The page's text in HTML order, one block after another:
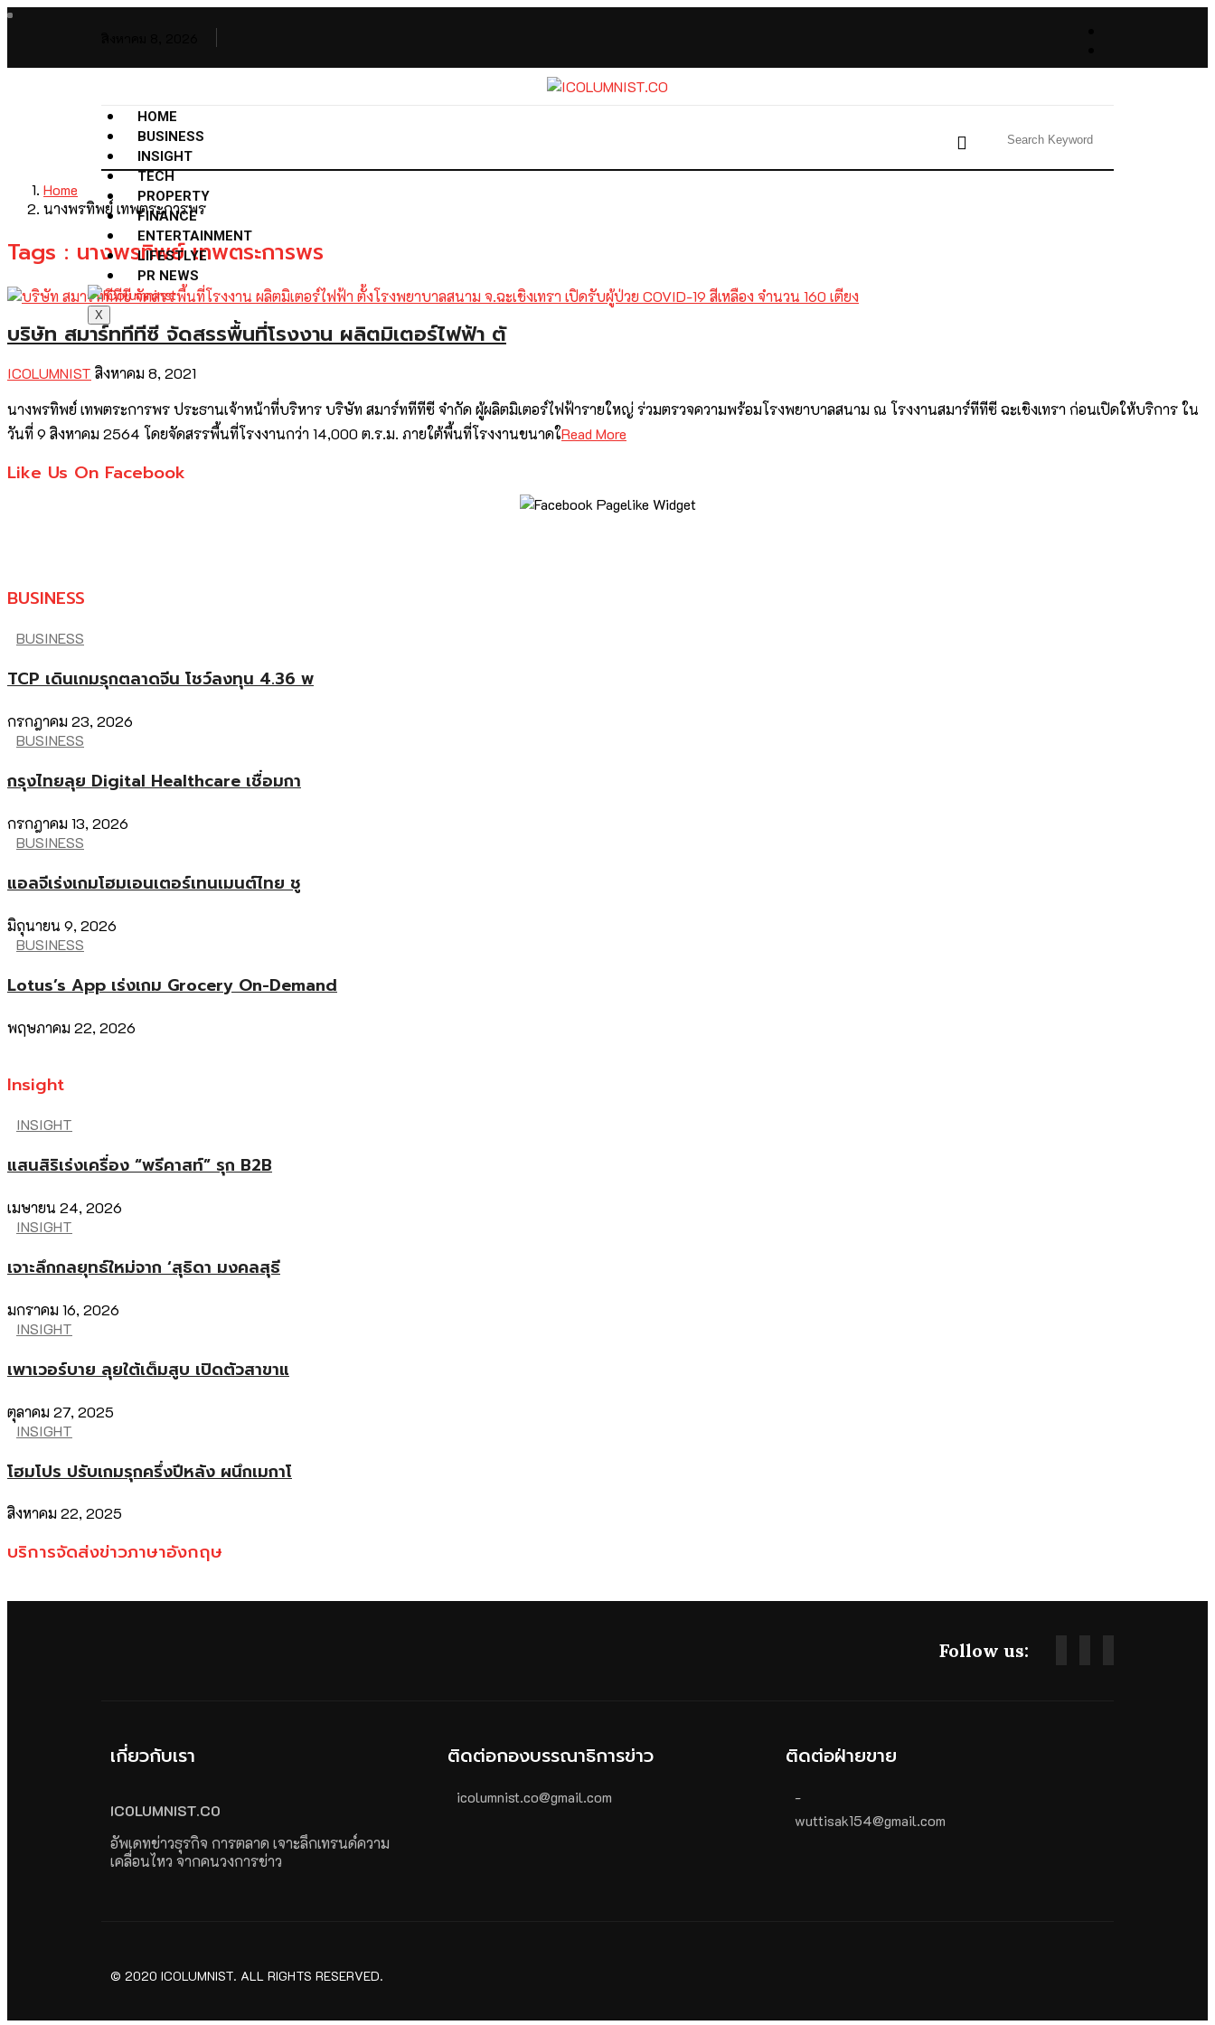
HOME
BUSINESS
INSIGHT
TECH
PROPERTY
FINANCE
ENTERTAINMENT
LIFESTLYE
PR NEWS
X
Home
นางพรทิพย์ เทพตระการพร
Tags : นางพรทิพย์ เทพตระการพร
บริษัท สมาร์ททีทีซี จัดสรรพื้นที่โรงงาน ผลิตมิเตอร์ไฟฟ้า ตั
ICOLUMNIST สิงหาคม 8, 2021
นางพรทิพย์ เทพตระการพร ประธานเจ้าหน้าที่บริหาร บริษัท สมาร์ททีทีซี จำกัด ผู้ผลิตมิเตอร์ไฟฟ้ารายใหญ่ ร่วมตรวจความพร้อมโรงพยาบาลสนาม ณ โรงงานสมาร์ทีทีซี ฉะเชิงเทรา ก่อนเปิดให้บริการ ใน
วันที่ 9 สิงหาคม 2564 โดยจัดสรรพื้นที่โรงงานกว่า 14,000 ต.ร.ม. ภายใต้พื้นที่โรงงานขนาดใRead More
Like Us On Facebook
BUSINESS
BUSINESS
TCP เดินเกมรุกตลาดจีน โชว์ลงทุน 4.36 พ
กรกฎาคม 23, 2026
BUSINESS
กรุงไทยลุย Digital Healthcare เชื่อมกา
กรกฎาคม 13, 2026
BUSINESS
แอลจีเร่งเกมโฮมเอนเตอร์เทนเมนต์ไทย ชู
มิถุนายน 9, 2026
BUSINESS
Lotus’s App เร่งเกม Grocery On-Demand
พฤษภาคม 22, 2026
Insight
INSIGHT
แสนสิริเร่งเครื่อง “พรีคาสท์” รุก B2B
เมษายน 24, 2026
INSIGHT
เจาะลึกกลยุทธ์ใหม่จาก ‘สุธิดา มงคลสุธี
มกราคม 16, 2026
INSIGHT
เพาเวอร์บาย ลุยใต้เต็มสูบ เปิดตัวสาขาแ
ตุลาคม 27, 2025
INSIGHT
โฮมโปร ปรับเกมรุกครึ่งปีหลัง ผนึกเมกาโ
สิงหาคม 22, 2025
บริการจัดส่งข่าวภาษาอังกฤษ
Follow us:
เกี่ยวกับเรา
ICOLUMNIST.CO
อัพเดทข่าวธุรกิจ การตลาด เจาะลึกเทรนด์ความ
เคลื่อนไหว จากคนวงการข่าว
ติดต่อกองบรรณาธิการข่าว
icolumnist.co@gmail.com
ติดต่อฝ่ายขาย
-
wuttisak154@gmail.com
© 2020 ICOLUMNIST. ALL RIGHTS RESERVED.